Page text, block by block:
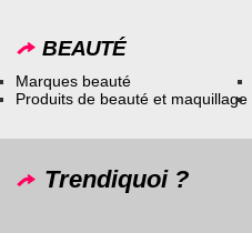
BEAUTÉ
Marques beauté
Produits de beauté et maquillage
Trendiquoi ?